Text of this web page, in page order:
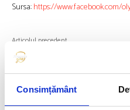
Consimțământ
Sursa:https://www.facebook.com/
Articolul precedent
MĂDĂLINA BEREȘ ȘI ROBERT
GLINȚĂ, PURTĂTORII DE
DRAPEL PENTRU TEAM
ROMANIA LA JO TOKYO 2020